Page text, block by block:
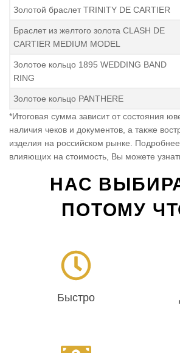
Золотой браслет TRINITY DE CARTIER
Браслет из желтого золота CLASH DE
CARTIER MEDIUM MODEL
Золотое кольцо 1895 WEDDING BAND
RING
Золотое кольцо PANTHERE
*Итоговая сумма зависит от состояния
наличия чеков и документов, а также
изделия на российском рынке.
влияющих на стоимость, Вы можете
НАС
ПОТОМУ
Быстро